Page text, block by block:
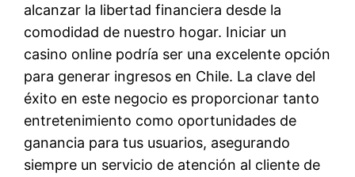
alcanzar la libertad financiera desde la
comodidad de nuestro hogar. Iniciar un
casino online podría ser una excelente opción
para generar ingresos en Chile. La clave del
éxito en este negocio es proporcionar tanto
entretenimiento como oportunidades de
ganancia para tus usuarios, asegurando
siempre un servicio de atención al cliente de